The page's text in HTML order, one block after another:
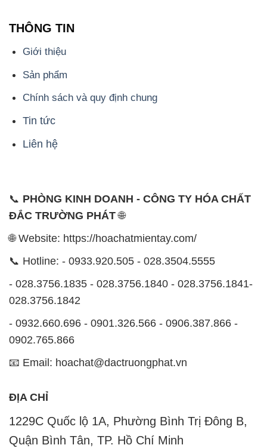
THÔNG TIN
Giới thiệu
Sản phẩm
Chính sách và quy định chung
Tin tức
Liên hệ
📞 PHÒNG KINH DOANH - CÔNG TY HÓA CHẤT
ĐẮC TRƯỜNG PHÁT🌐
🌐 Website: https://hoachatmientay.com/
📞 Hotline: - 0933.920.505 - 028.3504.5555
- 028.3756.1835 - 028.3756.1840 - 028.3756.1841-
028.3756.1842
- 0932.660.696 - 0901.326.566 - 0906.387.866 -
0902.765.866
📧 Email: hoachat@dactruongphat.vn
ĐỊA CHỈ
1229C Quốc lộ 1A, Phường Bình Trị Đông B,
Quận Bình Tân, TP. Hồ Chí Minh